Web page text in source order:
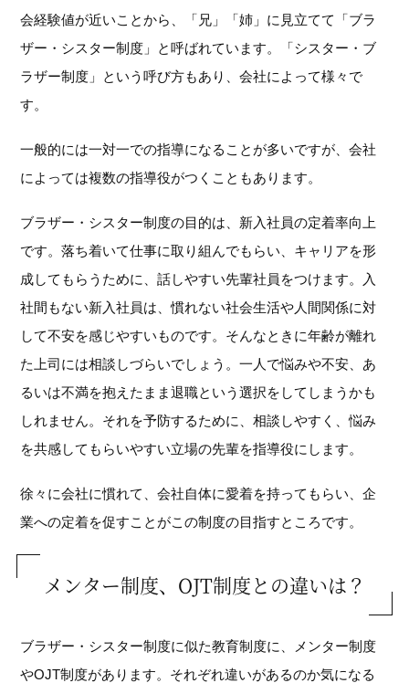
会経験値が近いことから、「兄」「姉」に見立てて「ブラ
ザー・シスター制度」と呼ばれています。「シスター・ブ
ラザー制度」という呼び方もあり、会社によって様々で
す。
一般的には一対一での指導になることが多いですが、会社
によっては複数の指導役がつくこともあります。
ブラザー・シスター制度の目的は、新入社員の定着率向上
です。落ち着いて仕事に取り組んでもらい、キャリアを形
成してもらうために、話しやすい先輩社員をつけます。入
社間もない新入社員は、慣れない社会生活や人間関係に対
して不安を感じやすいものです。そんなときに年齢が離れ
た上司には相談しづらいでしょう。一人で悩みや不安、あ
るいは不満を抱えたまま退職という選択をしてしまうかも
しれません。それを予防するために、相談しやすく、悩み
を共感してもらいやすい立場の先輩を指導役にします。
徐々に会社に慣れて、会社自体に愛着を持ってもらい、企
業への定着を促すことがこの制度の目指すところです。
メンター制度、OJT制度との違いは？
ブラザー・シスター制度に似た教育制度に、メンター制度
やOJT制度があります。それぞれ違いがあるのか気になる